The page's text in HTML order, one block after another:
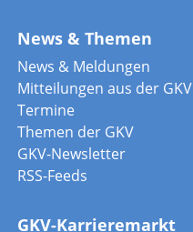
News & Themen
News & Meldungen
Mitteilungen aus der GKV
Termine
Themen der GKV
GKV-Newsletter
RSS-Feeds
GKV-Karrieremarkt